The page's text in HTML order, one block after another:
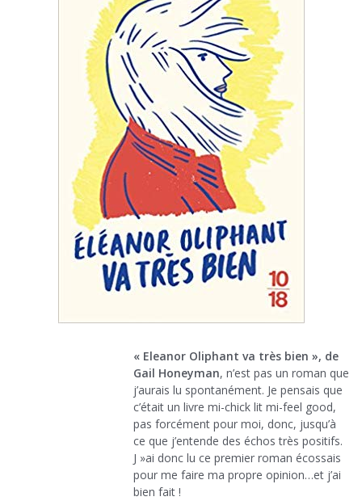
« Eleanor Oliphant va très bien », de
Gail Honeyman, n’est pas un roman que
j’aurais lu spontanément. Je pensais que
c’était un livre mi-chick lit mi-feel good,
pas forcément pour moi, donc, jusqu’à
ce que j’entende des échos très positifs.
J »ai donc lu ce premier roman écossais
pour me faire ma propre opinion…et j’ai
bien fait !